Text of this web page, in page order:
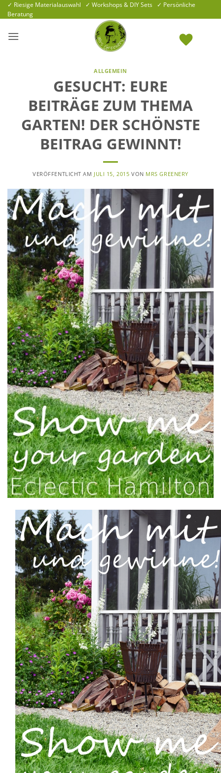
Zum
Inhalt
✓ Riesige Materialauswahl ✓ Workshops & DIY Sets ✓ Persönliche
Beratung
ALLGEMEIN
GESUCHT: EURE
BEITRÄGE ZUM THEMA
GARTEN! DER SCHÖNSTE
BEITRAG GEWINNT!
VERÖFFENTLICHT AM JULI 15, 2015 VON MRS GREENERY